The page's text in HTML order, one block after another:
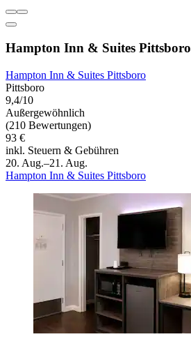
Hampton Inn & Suites Pittsboro
Hampton Inn & Suites Pittsboro
Pittsboro
9,4/10
Außergewöhnlich
(210 Bewertungen)
93 €
inkl. Steuern & Gebühren
20. Aug.–21. Aug.
Hampton Inn & Suites Pittsboro